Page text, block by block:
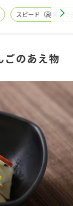
酢
調味料
スピード（副菜・つ
ごのあえ物